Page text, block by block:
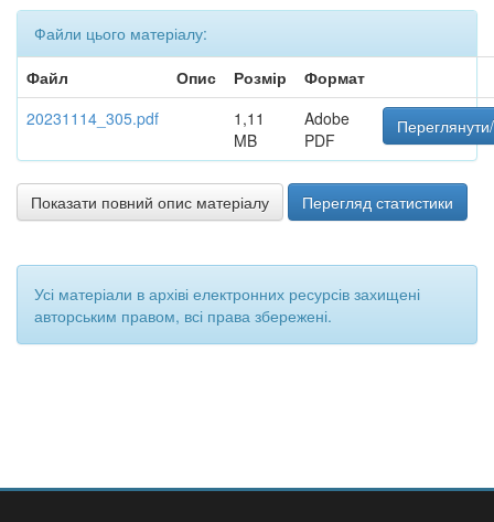
Файли цього матеріалу:
Файл
Опис Розмір
Формат
20231114_305.pdf
1,11
MB
Adobe
PDF
Показати повний опис матеріалу Перегляд статистики
Усі матеріали в архіві електронних ресурсів захищені
авторським правом, всі права збережені.